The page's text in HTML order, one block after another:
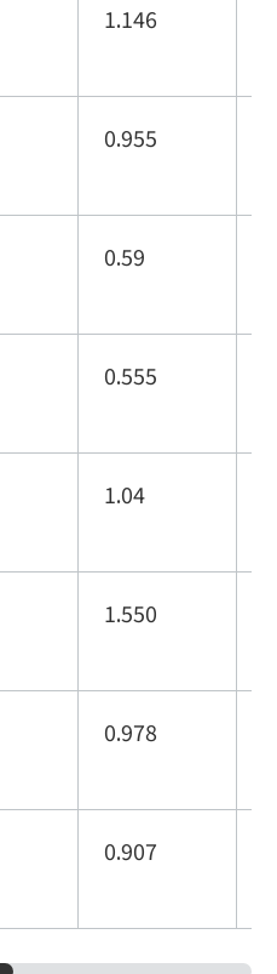
1.146
0.955
0.59
0.555
1.04
1.550
0.978
0.907